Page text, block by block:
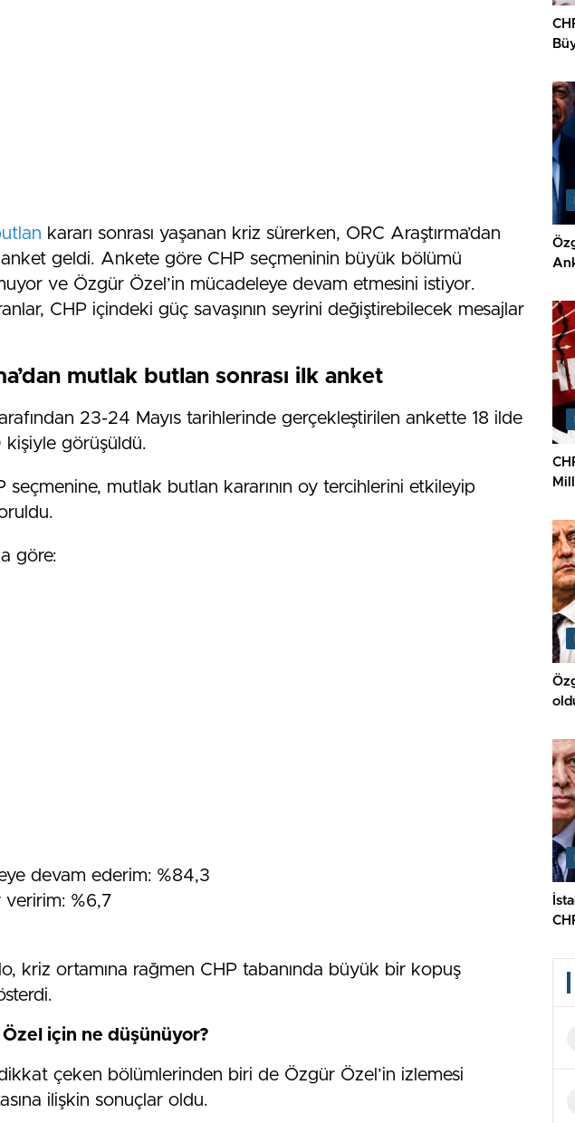
kararı sonrası yaşanan kriz sürerken, ORC Araştırma’dan
geldi. Ankete göre CHP seçmeninin büyük bölümü
ve Özgür Özel’in mücadeleye devam etmesini istiyor.
CHP içindeki güç savaşının seyrini değiştirebilecek mesajlar
mutlak butlan sonrası ilk anket
23-24 Mayıs tarihlerinde gerçekleştirilen ankette 18 ilde
görüşüldü.
seçmenine, mutlak butlan kararının oy tercihlerini etkileyip
göre:
devam ederim: %84,3
veririm: %6,7
kriz ortamına rağmen CHP tabanında büyük bir kopuş
için ne düşünüyor?
dikkat çeken bölümlerinden biri de Özgür Özel’in izlemesi
ilişkin sonuçlar oldu.